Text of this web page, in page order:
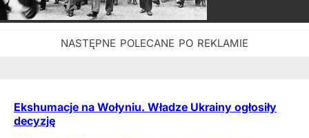
Ekshumacje na Wołyniu. Władze Ukrainy ogłosiły
decyzję